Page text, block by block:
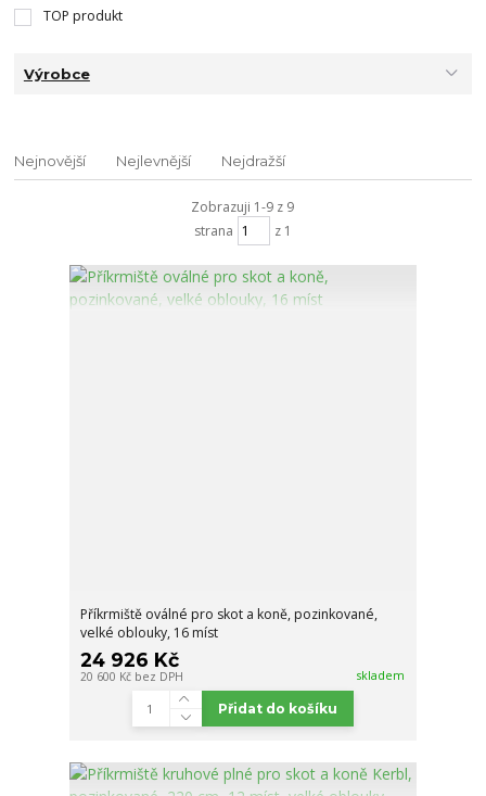
TOP produkt
Výrobce
Nejnovější Nejlevnější Nejdražší
Zobrazuji 1-9 z 9
strana
z 1
Příkrmiště oválné pro skot a koně, pozinkované,
velké oblouky, 16 míst
24 926 Kč
20 600 Kč bez DPH skladem
Přidat do košíku